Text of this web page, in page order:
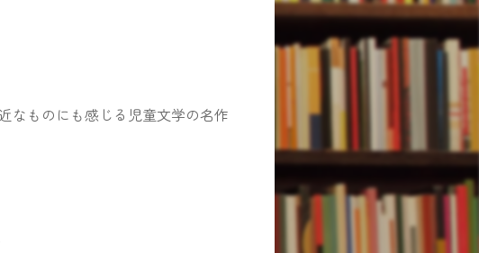
なものにも感じる児童文学の名作